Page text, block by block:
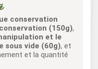
conservation
(150g),
et le
sous vide (60g), et
et la quantité